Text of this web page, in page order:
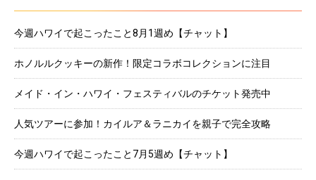
今週ハワイで起こったこと8月1週め【チャット】
ホノルルクッキーの新作！限定コラボコレクションに注目
メイド・イン・ハワイ・フェスティバルのチケット発売中
人気ツアーに参加！カイルア＆ラニカイを親子で完全攻略
今週ハワイで起こったこと7月5週め【チャット】